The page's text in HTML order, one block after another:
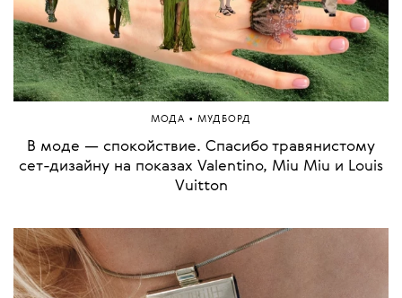
МОДА • МУДБОРД
В моде — спокойствие. Спасибо травянистому
сет-дизайну на показах Valentino, Miu Miu и Louis
Vuitton